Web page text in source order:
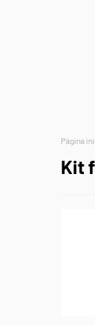
Página
Kit